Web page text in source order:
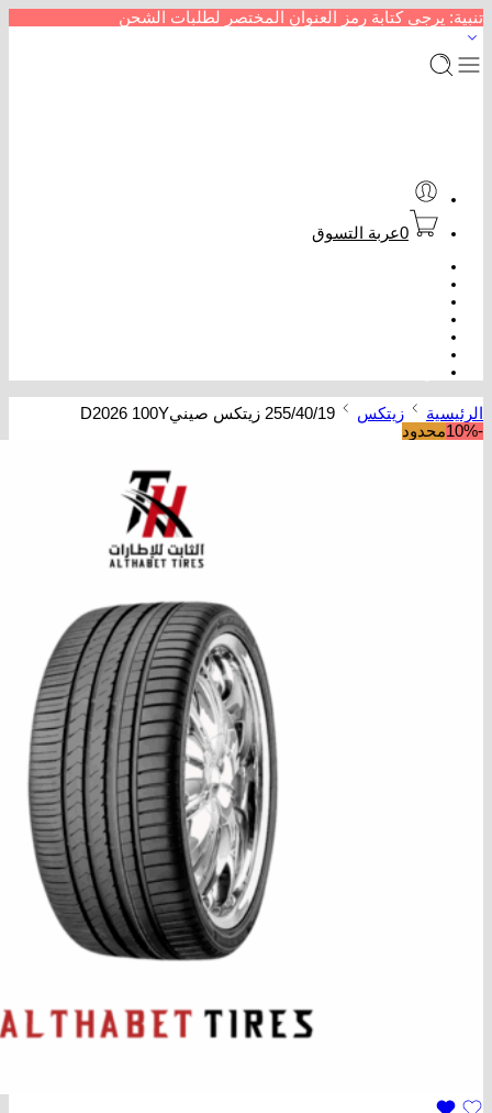
تنبية: يرجى كتابة رمز العنوان المختصر لطلبات الشحن
0عربة التسوق
الرئيسية زيتكس
255/40/19 زيتكس صينيD2026 100Y
-10%
محدود